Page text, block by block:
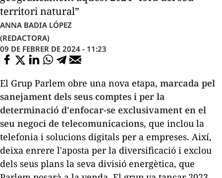
territori natural”
ANNA BADIA LÓPEZ
(REDACTORA)
09 DE FEBRER DE 2024 - 11:23
El Grup Parlem obre una nova etapa, marcada pel
sanejament dels seus comptes i per la
determinació d'enfocar-se exclusivament en el
seu negoci de telecomunicacions, que inclou la
telefonia i solucions digitals per a empreses. Així,
deixa enrere l'aposta per la diversificació i exclou
dels seus plans la seva divisió energètica, que